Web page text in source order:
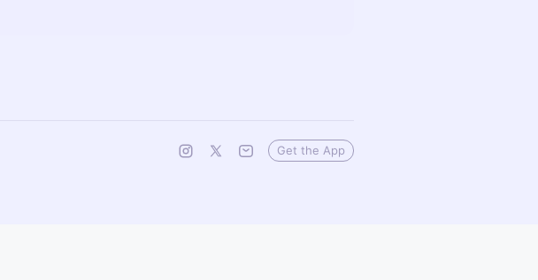
Get the App